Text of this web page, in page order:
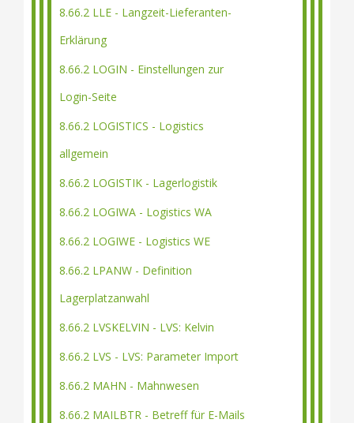
8.66.2 LLE - Langzeit-Lieferanten-
Erklärung
8.66.2 LOGIN - Einstellungen zur
Login-Seite
8.66.2 LOGISTICS - Logistics
allgemein
8.66.2 LOGISTIK - Lagerlogistik
8.66.2 LOGIWA - Logistics WA
8.66.2 LOGIWE - Logistics WE
8.66.2 LPANW - Definition
Lagerplatzanwahl
8.66.2 LVSKELVIN - LVS: Kelvin
8.66.2 LVS - LVS: Parameter Import
8.66.2 MAHN - Mahnwesen
8.66.2 MAILBTR - Betreff für E-Mails